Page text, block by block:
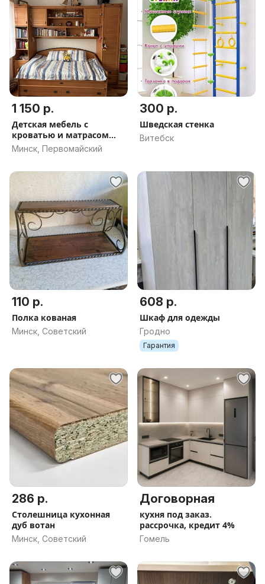
1 150 р.
Детская мебель с
кроватью и матрасом
Vegas
Минск, Первомайский
300 р.
Шведская стенка
Витебск
110 р.
Полка кованая
Минск, Советский
608 р.
Шкаф для одежды
Гродно
Гарантия
286 р.
Столешница кухонная
дуб вотан
Минск, Советский
Договорная
кухня под заказ.
рассрочка, кредит 4%
Гомель